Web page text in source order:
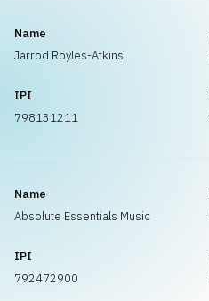
Name
Jarrod Royles-Atkins
IPI
798131211
Name
Absolute Essentials Music
IPI
792472900